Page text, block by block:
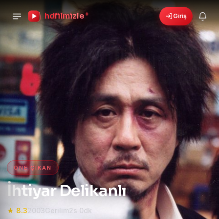
hdfilmizle + Giriş
🎁 6 yeni fırsat! Bonusları gör›
HD Film izle — HD Film İzle,
ÖNE ÇIKAN
İhtiyar Delikanlı
★ 8.32003 Gerilim2s 0dk